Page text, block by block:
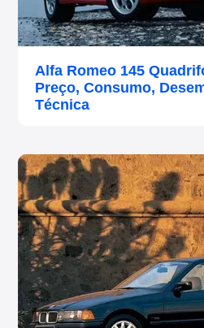
Alfa Romeo 145
Preço, Consumo,
Técnica